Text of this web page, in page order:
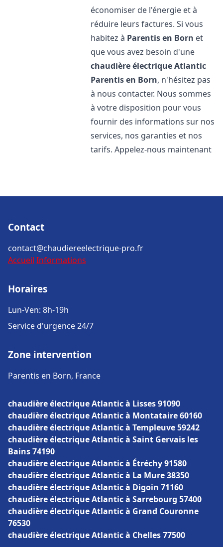
économiser de l'énergie et à
réduire leurs factures. Si vous
habitez à Parentis en Born et
que vous avez besoin d'une
chaudière électrique Atlantic
Parentis en Born, n'hésitez pas
à nous contacter. Nous sommes
à votre disposition pour vous
fournir des informations sur nos
services, nos garanties et nos
tarifs. Appelez-nous maintenant
Contact
contact@chaudiereelectrique-pro.fr
Accueil Informations
Horaires
Lun-Ven: 8h-19h
Service d'urgence 24/7
Zone intervention
Parentis en Born, France
chaudière électrique Atlantic à Lisses 91090
chaudière électrique Atlantic à Montataire 60160
chaudière électrique Atlantic à Templeuve 59242
chaudière électrique Atlantic à Saint Gervais les
Bains 74190
chaudière électrique Atlantic à Étréchy 91580
chaudière électrique Atlantic à La Mure 38350
chaudière électrique Atlantic à Digoin 71160
chaudière électrique Atlantic à Sarrebourg 57400
chaudière électrique Atlantic à Grand Couronne
76530
chaudière électrique Atlantic à Chelles 77500